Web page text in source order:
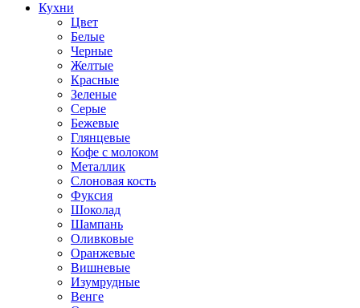
Кухни
Цвет
Белые
Черные
Желтые
Красные
Зеленые
Серые
Бежевые
Глянцевые
Кофе с молоком
Металлик
Слоновая кость
Фуксия
Шоколад
Шампань
Оливковые
Оранжевые
Вишневые
Изумрудные
Венге